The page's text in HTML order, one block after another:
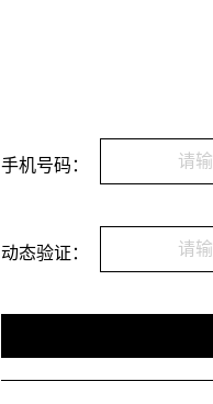
手机号码：
动态验证：